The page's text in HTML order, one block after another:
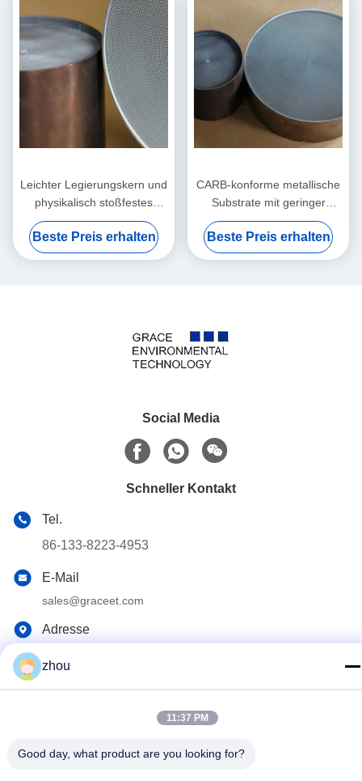
Leichter Legierungskern und
physikalisch stoßfestes
Metallsubstrat mit extrem
niedrigem Gegendruck zur
Emissionskontrolle
Beste Preis erhalten
CARB-konforme metallische
Substrate mit geringer
thermischer Masse für
umweltfreundliche
Tuningfahrzeuge
Beste Preis erhalten
Social Media
Schneller Kontakt
Tel.
86-133-8223-4953
E-Mail
sales@graceet.com
Adresse
Jiangsu-Provinz, China
Datenschutzrichtlinie |Sitemap
2021-2026 Wuxi Grace Environmental Technology CO,.LTD Alle
zhou
11:37 PM
Good day, what product are you looking for?